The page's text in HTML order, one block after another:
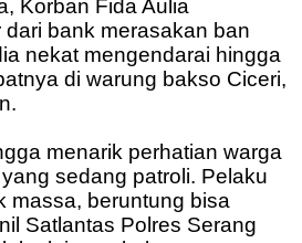
Korban Fida Aulia
bank merasakan ban
nekat mengendarai hingga
di warung bakso Ciceri,
menarik perhatian warga
sedang patroli. Pelaku
massa, beruntung bisa
Satlantas Polres Serang